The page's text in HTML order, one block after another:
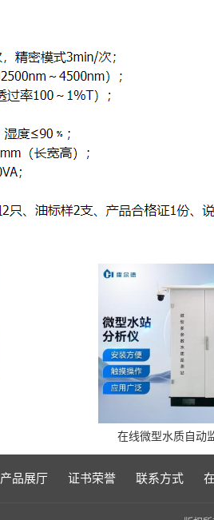
在线微型水质自动
产品展厅 证书荣誉 联系方式